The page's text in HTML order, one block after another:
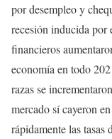
por desempleo y
recesión inducida
financieros
economía en todo
razas se
mercado sí cayeron
rápidamente las tasas